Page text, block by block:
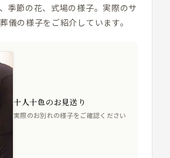
季節の花、式場の様子。実際のサ
儀の様子をご紹介しています。
十人十色のお見送り
実際のお別れの様子をご確認ください